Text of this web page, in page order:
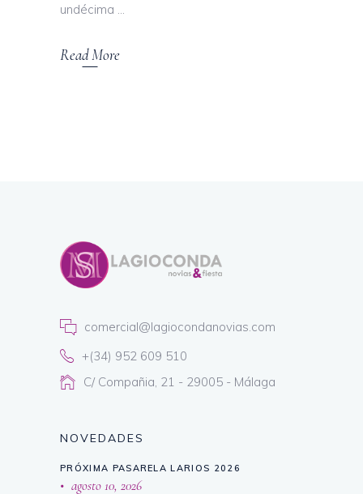
undécima
Read More
comercial@lagiocondanovias.com
+(34) 952 609 510
C/ Compañia, 21 - 29005 - Málaga
NOVEDADES
PRÓXIMA PASARELA LARIOS 2026
agosto 10, 2026